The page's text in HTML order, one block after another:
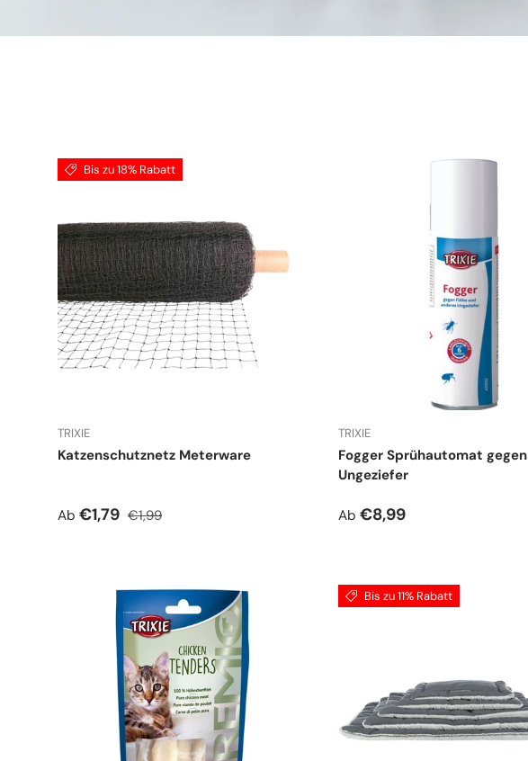
Bis zu 18% Rabatt
TRIXIE
Katzenschutznetz Meterware
Verkaufspreis
Ab €1,79 Normaler Preis
€1,99
TRIXIE
Fogger Sprühautomat gegen
Ungeziefer
Normaler Preis
Ab €8,99
Bis zu 11% Rabatt